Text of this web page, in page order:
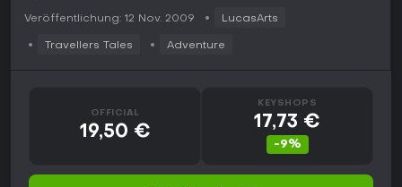
Veröffentlichung: 12 Nov. 2009 LucasArts
Travellers Tales Adventure
OFFICIAL
19,50 €
KEYSHOPS
17,73 €
-9%